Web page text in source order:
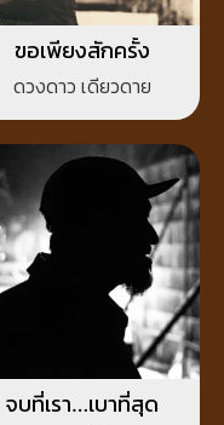
ขอเพียงสักครั้ง
ดวงดาว เดียวดาย
จบที่เรา…เบาที่สุด